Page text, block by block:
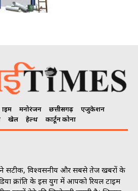
क्राइम मनोरंजन छत्तीसगढ़
एजुकेशन
खेल हेल्थ कार्टून कोना
सटीक, विश्वसनीय और सबसे तेज खबरों के
क्रांति के इस युग में आपको रियल टाइम